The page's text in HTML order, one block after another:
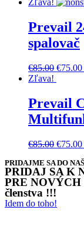
Zľava!
Prevail
spalovač
€85.00 €75.00
Zľava!
Prevail
€85.00 €75.00
PRIDAJME SA DO
PRIDAJ SA K
PRE NOVÝCH
členstva !!!
Idem do toho!